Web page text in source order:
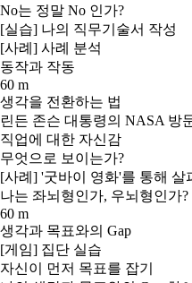
No는 정말 No 인가?
[실습] 나의 직무기술서 작성
[사례] 사례 분석
동작과 작동
60 m
생각을 전환하는 법
린든 존슨 대통령의 NASA 방
직업에 대한 자신감
무엇으로 보이는가?
[사례] '굿바이 영화'를 통해 살
나는 좌뇌형인가, 우뇌형인가?
60 m
생각과 목표와의 Gap
[게임] 집단 실습
자신이 먼저 목표를 잡기